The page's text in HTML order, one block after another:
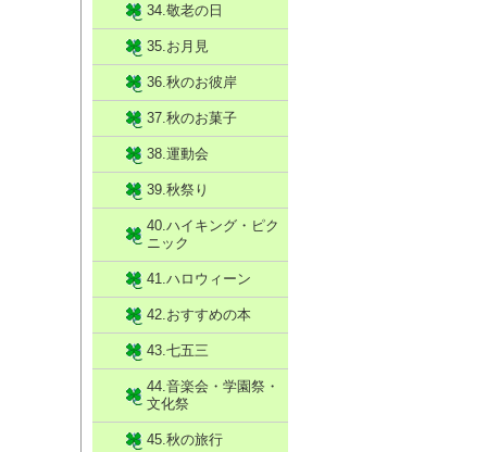
34.敬老の日
35.お月見
36.秋のお彼岸
37.秋のお菓子
38.運動会
39.秋祭り
40.ハイキング・ピク
ニック
41.ハロウィーン
42.おすすめの本
43.七五三
44.音楽会・学園祭・
文化祭
45.秋の旅行